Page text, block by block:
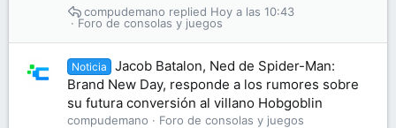
Foro de consolas y juegos
Hoy a las 10:43
compudemano
Noticia
Jacob Batalon, Ned de Spider-Man:
Brand New Day, responde a los rumores sobre
su futura conversión al villano Hobgoblin
compudemano
Foro de consolas y juegos